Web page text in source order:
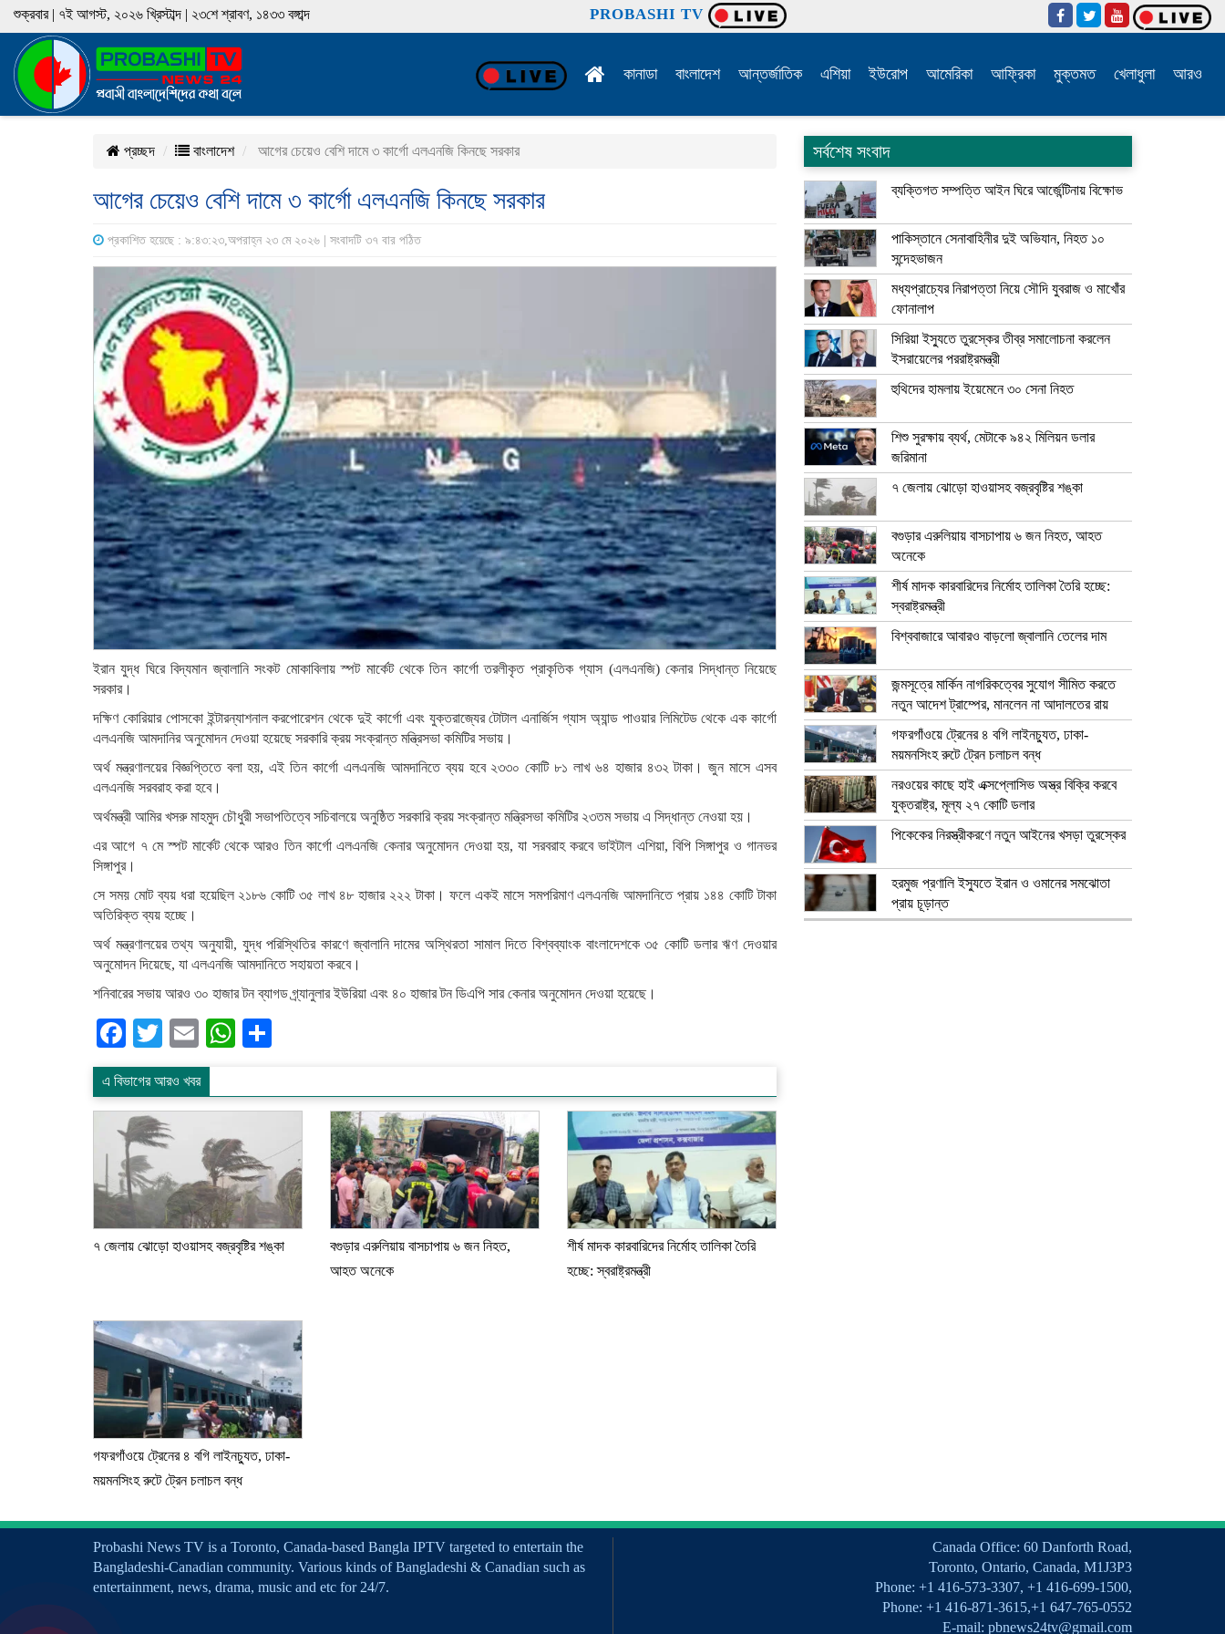
শুক্রবার | ৭ই আগস্ট, ২০২৬ খ্রিস্টাব্দ | ২৩শে শ্রাবণ, ১৪৩৩ বঙ্গাব্দ PROBASHI TV
কানাডা বাংলাদেশ আন্তর্জাতিক এশিয়া ইউরোপ আমেরিকা আফ্রিকা মুক্তমত খেলাধুলা আরও
প্রচ্ছদ বাংলাদেশ আগের চেয়েও বেশি দামে ৩ কার্গো এলএনজি কিনছে সরকার
আগের চেয়েও বেশি দামে ৩ কার্গো এলএনজি কিনছে সরকার
প্রকাশিত হয়েছে : ৯:৪৩:২৩,অপরাহ্ন ২৩ মে ২০২৬ | সংবাদটি ৩৭ বার পঠিত
ইরান যুদ্ধ ঘিরে বিদ্যমান জ্বালানি সংকট মোকাবিলায় স্পট মার্কেট থেকে তিন কার্গো তরলীকৃত প্রাকৃতিক গ্যাস (এলএনজি) কেনার সিদ্ধান্ত নিয়েছে
সরকার।
দক্ষিণ কোরিয়ার পোসকো ইন্টারন্যাশনাল করপোরেশন থেকে দুই কার্গো এবং যুক্তরাজ্যের টোটাল এনার্জিস গ্যাস অ্যান্ড পাওয়ার লিমিটেড থেকে এক কার্গো
এলএনজি আমদানির অনুমোদন দেওয়া হয়েছে সরকারি ক্রয় সংক্রান্ত মন্ত্রিসভা কমিটির সভায়।
অর্থ মন্ত্রণালয়ের বিজ্ঞপ্তিতে বলা হয়, এই তিন কার্গো এলএনজি আমদানিতে ব্যয় হবে ২৩৩০ কোটি ৮১ লাখ ৬৪ হাজার ৪৩২ টাকা। জুন মাসে এসব
এলএনজি সরবরাহ করা হবে।
অর্থমন্ত্রী আমির খসরু মাহমুদ চৌধুরী সভাপতিত্বে সচিবালয়ে অনুষ্ঠিত সরকারি ক্রয় সংক্রান্ত মন্ত্রিসভা কমিটির ২৩তম সভায় এ সিদ্ধান্ত নেওয়া হয়।
এর আগে ৭ মে স্পট মার্কেট থেকে আরও তিন কার্গো এলএনজি কেনার অনুমোদন দেওয়া হয়, যা সরবরাহ করবে ভাইটাল এশিয়া, বিপি সিঙ্গাপুর ও গানভর
সিঙ্গাপুর।
সে সময় মোট ব্যয় ধরা হয়েছিল ২১৮৬ কোটি ৩৫ লাখ ৪৮ হাজার ২২২ টাকা। ফলে একই মাসে সমপরিমাণ এলএনজি আমদানিতে প্রায় ১৪৪ কোটি টাকা
অতিরিক্ত ব্যয় হচ্ছে।
অর্থ মন্ত্রণালয়ের তথ্য অনুযায়ী, যুদ্ধ পরিস্থিতির কারণে জ্বালানি দামের অস্থিরতা সামাল দিতে বিশ্বব্যাংক বাংলাদেশকে ৩৫ কোটি ডলার ঋণ দেওয়ার
অনুমোদন দিয়েছে, যা এলএনজি আমদানিতে সহায়তা করবে।
শনিবারের সভায় আরও ৩০ হাজার টন ব্যাগড গ্র্যানুলার ইউরিয়া এবং ৪০ হাজার টন ডিএপি সার কেনার অনুমোদন দেওয়া হয়েছে।
Facebook
Twitter
EmailWhatsApp
এ বিভাগের আরও খবর
৭ জেলায় ঝোড়ো হাওয়াসহ বজ্রবৃষ্টির শঙ্কা
বগুড়ার এরুলিয়ায় বাসচাপায় ৬ জন নিহত,
আহত অনেকে
শীর্ষ মাদক কারবারিদের নির্মোহ তালিকা তৈরি
হচ্ছে: স্বরাষ্ট্রমন্ত্রী
গফরগাঁওয়ে ট্রেনের ৪ বগি লাইনচ্যুত, ঢাকা-
ময়মনসিংহ রুটে ট্রেন চলাচল বন্ধ
সর্বশেষ সংবাদ
ব্যক্তিগত সম্পত্তি আইন ঘিরে আর্জেন্টিনায় বিক্ষোভ
পাকিস্তানে সেনাবাহিনীর দুই অভিযান, নিহত ১০
সন্দেহভাজন
মধ্যপ্রাচ্যের নিরাপত্তা নিয়ে সৌদি যুবরাজ ও মাখোঁর
ফোনালাপ
সিরিয়া ইস্যুতে তুরস্কের তীব্র সমালোচনা করলেন
ইসরায়েলের পররাষ্ট্রমন্ত্রী
হুথিদের হামলায় ইয়েমেনে ৩০ সেনা নিহত
শিশু সুরক্ষায় ব্যর্থ, মেটাকে ৯৪২ মিলিয়ন ডলার
জরিমানা
৭ জেলায় ঝোড়ো হাওয়াসহ বজ্রবৃষ্টির শঙ্কা
বগুড়ার এরুলিয়ায় বাসচাপায় ৬ জন নিহত, আহত
অনেকে
শীর্ষ মাদক কারবারিদের নির্মোহ তালিকা তৈরি হচ্ছে:
স্বরাষ্ট্রমন্ত্রী
বিশ্ববাজারে আবারও বাড়লো জ্বালানি তেলের দাম
জন্মসূত্রে মার্কিন নাগরিকত্বের সুযোগ সীমিত করতে
নতুন আদেশ ট্রাম্পের, মানলেন না আদালতের রায়
গফরগাঁওয়ে ট্রেনের ৪ বগি লাইনচ্যুত, ঢাকা-
ময়মনসিংহ রুটে ট্রেন চলাচল বন্ধ
নরওয়ের কাছে হাই এক্সপ্লোসিভ অস্ত্র বিক্রি করবে
যুক্তরাষ্ট্র, মূল্য ২৭ কোটি ডলার
পিকেকের নিরস্ত্রীকরণে নতুন আইনের খসড়া তুরস্কের
হরমুজ প্রণালি ইস্যুতে ইরান ও ওমানের সমঝোতা
প্রায় চূড়ান্ত
Probashi News TV is a Toronto, Canada-based Bangla IPTV targeted to entertain the
Bangladeshi-Canadian community. Various kinds of Bangladeshi & Canadian such as
entertainment, news, drama, music and etc for 24/7.
Canada Office: 60 Danforth Road,
Toronto, Ontario, Canada, M1J3P3
Phone: +1 416-573-3307, +1 416-699-1500,
Phone: +1 416-871-3615,+1 647-765-0552
E-mail: pbnews24tv@gmail.com